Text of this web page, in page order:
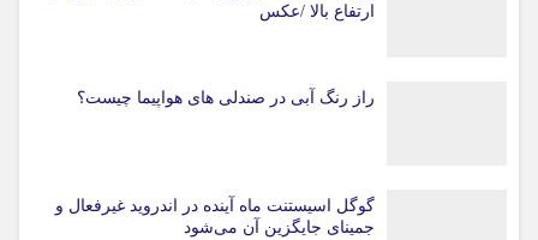
ارتفاع بالا /عکس
راز رنگ آبی در صندلی های هواپیما چیست؟
گوگل اسیستنت ماه آینده در اندروید غیرفعال و
جمینای جایگزین آن می‌شود